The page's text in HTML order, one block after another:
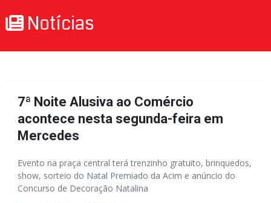
Notícias
7ª Noite Alusiva ao Comércio
acontece nesta segunda-feira em
Mercedes
Evento na praça central terá trenzinho gratuito, brinquedos,
show, sorteio do Natal Premiado da Acim e anúncio do
Concurso de Decoração Natalina